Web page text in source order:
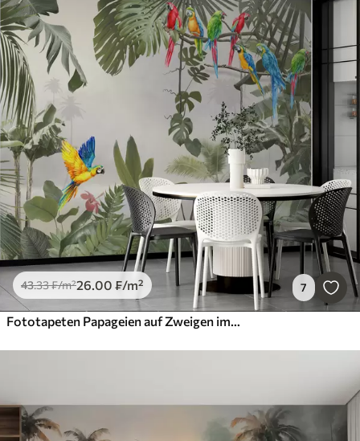
43.33₣/m²26.00 ₣/m² 7
Fototapeten Papageien auf Zweigen im tropischen Wald